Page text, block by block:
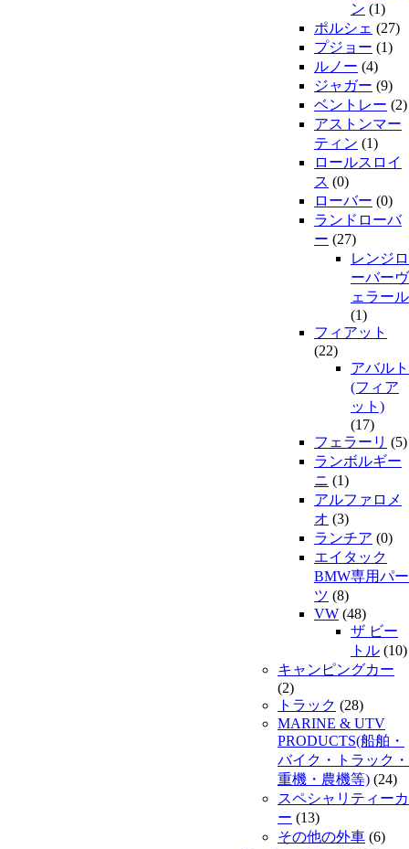
ン (1)
ポルシェ (27)
プジョー (1)
ルノー (4)
ジャガー (9)
ベントレー (2)
アストンマー
ティン (1)
ロールスロイ
ス (0)
ローバー (0)
ランドローバ
ー (27)
レンジロ
ーバーヴ
ェラール
(1)
フィアット
(22)
アバルト
(フィア
ット)
(17)
フェラーリ (5)
ランボルギー
ニ (1)
アルファロメ
オ (3)
ランチア (0)
エイタック
BMW専用パー
ツ (8)
VW (48)
ザ ビー
トル (10)
キャンピングカー
(2)
トラック (28)
MARINE & UTV
PRODUCTS(船舶・
バイク・トラック・
重機・農機等) (24)
スペシャリティーカ
ー (13)
その他の外車 (6)